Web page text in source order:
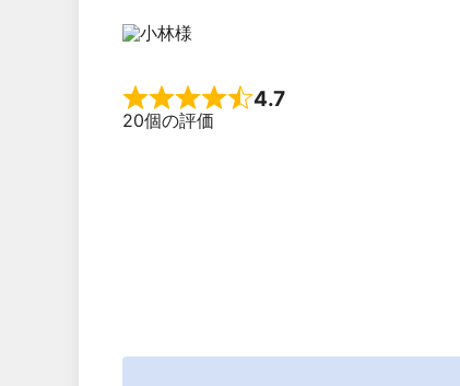
Rated 4.7 out of 5
4.7
20個の評価